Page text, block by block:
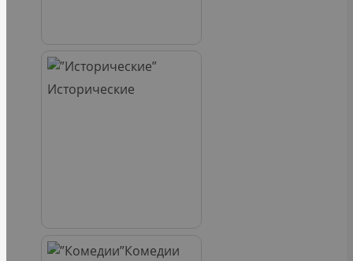
Исторические
Комедии